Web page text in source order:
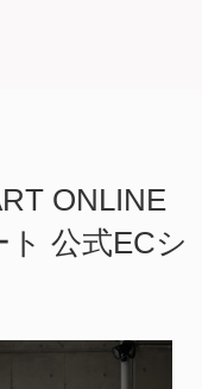
ONLINE
公式ECシ